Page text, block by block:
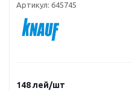
Артикул: 645745
148лей/шт